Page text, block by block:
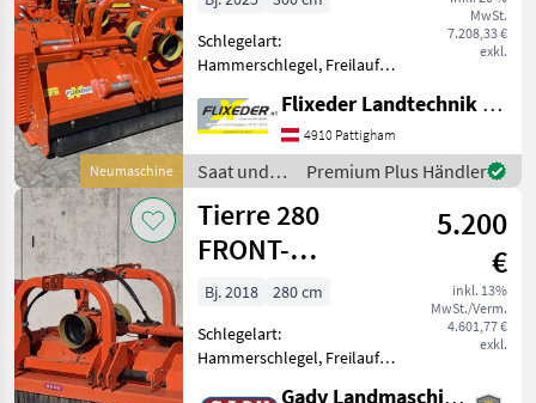
Tierre
Tehnos
Vigolo
Berti
Müthing
Ino
Alle 32
anzeigen
Neumaschine
MwSt.
7.208,33 €
exkl.
Schlegelart:
Hammerschlegel, Freilauf:
Seitenverschub:
hydraulisch Für Front und
Heckanbau, mit
hydraulischem
Seitenverschub, neuestes
Modell 2025
Flixeder Landtechnik GmbH
4910 Pattigham
Saat und
Pflege /
Tierre
Premium Plus Händler
Tierre 280
FRONT-
HECKMULCHER
5.200
€
inkl. 13%
MwSt./Verm.
4.601,77 €
exkl.
Bj. 2018
280 cm
Schlegelart:
Hammerschlegel, Freilauf:
Gady Landmaschinen GmbH